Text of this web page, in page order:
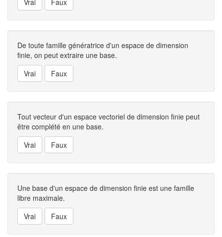
De toute famille génératrice d'un espace de dimension
finie, on peut extraire une base.
Tout vecteur d'un espace vectoriel de dimension finie peut
être complété en une base.
Une base d'un espace de dimension finie est une famille
libre maximale.